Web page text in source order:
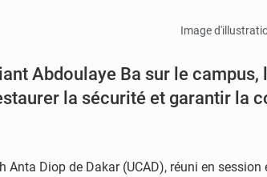
Abdoulaye Ba sur le campus,
la sécurité et garantir la
Anta Diop de Dakar (UCAD), réuni en